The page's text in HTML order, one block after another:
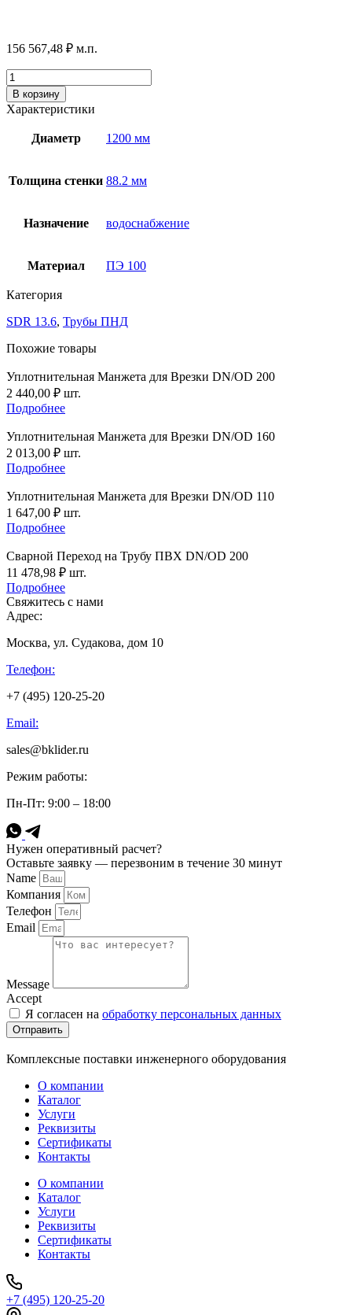
156 567,48 ₽ м.п.
Количество
товара
Трубы
ПНД
ПЭ100
ГОСТ
2001,
1200x88.2
13.6
В корзину
Характеристики
Диаметр 1200 мм
Толщина стенки 88.2 мм
Назначение водоснабжение
Материал ПЭ 100
Категория
SDR 13.6, Трубы ПНД
Похожие товары
Уплотнительная Манжета для Врезки DN/OD 200
2 440,00 ₽ шт.
Подробнее
Уплотнительная Манжета для Врезки DN/OD 160
2 013,00 ₽ шт.
Подробнее
Уплотнительная Манжета для Врезки DN/OD 110
1 647,00 ₽ шт.
Подробнее
Сварной Переход на Трубу ПВХ DN/OD 200
11 478,98 ₽ шт.
Подробнее
Свяжитесь с нами
Адрес:
Москва, ул. Судакова, дом 10
Телефон:
+7 (495) 120-25-20
Email:
sales@bklider.ru
Режим работы:
Пн-Пт: 9:00 – 18:00
Нужен оперативный расчет?
Оставьте заявку — перезвоним в течение 30 минут
Name
Компания
Телефон
Email
Message
Accept
Я согласен на обработку персональных данных
Отправить
Комплексные поставки инженерного оборудования
О компании
Каталог
Услуги
Реквизиты
Сертификаты
Контакты
О компании
Каталог
Услуги
Реквизиты
Сертификаты
Контакты
+7 (495) 120-25-20